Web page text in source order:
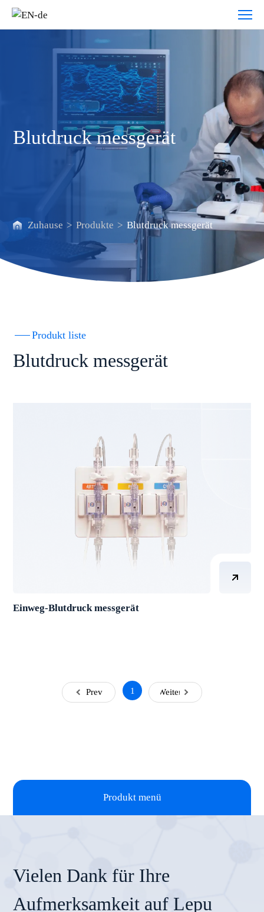
Blutdruck
messgerät
Blutdruck messgerät
Zuhause > Produkte > Blutdruck messgerät
Produkt liste
Blutdruck messgerät
Einweg-Blutdruck messgerät
Prev 1 Weiter
Produkt menü
Vielen Dank für Ihre
Aufmerksamkeit auf Lepu